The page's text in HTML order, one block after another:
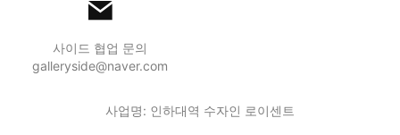
사이드 협업 문의
galleryside@naver.com
사업명: 인하대역 수자인 로이센트